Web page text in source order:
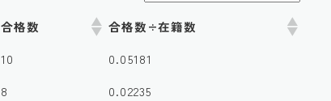
合格数
合格数÷在籍数
10
0.05181
8
0.02235